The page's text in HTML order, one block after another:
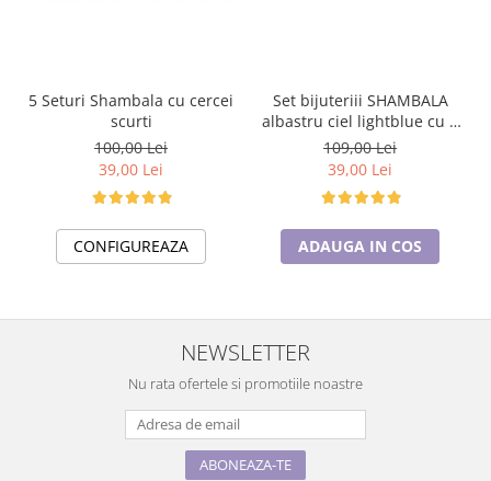
5 Seturi Shambala cu cercei
scurti
100,00 Lei
39,00 Lei
CONFIGUREAZA
Set bijuteriii SHAMBALA
albastru ciel lightblue cu 2
perechi de cercei cu cristale
109,00 Lei
39,00 Lei
ADAUGA IN COS
NEWSLETTER
Nu rata ofertele si promotiile noastre